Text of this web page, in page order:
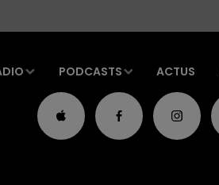
PODCASTS ACTUS